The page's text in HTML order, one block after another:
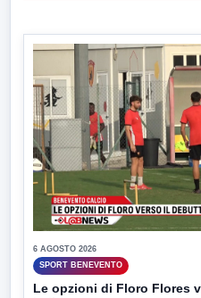
6 AGOSTO 2026
SPORT BENEVENTO
Le opzioni di Floro Flores